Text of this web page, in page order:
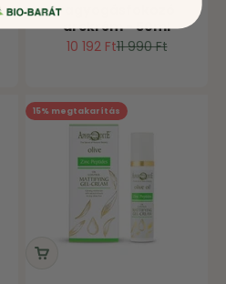
ragyogásfokozó
arckrém - 50ml
Ár
10 192 FtNormál ár
11 990 Ft
15% megtakarítás